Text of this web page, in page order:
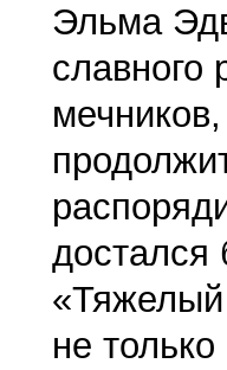
Эльма
славного
не